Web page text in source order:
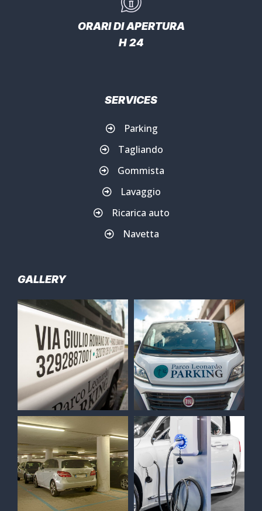
ORARI DI APERTURA
H 24
SERVICES
Parking
Tagliando
Gommista
Lavaggio
Ricarica auto
Navetta
GALLERY